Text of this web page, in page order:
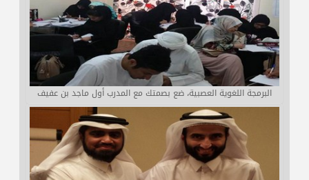
البرمجة اللغوية العصبية، ضع بصمتك مع المدرب أول ماجد بن عفيف